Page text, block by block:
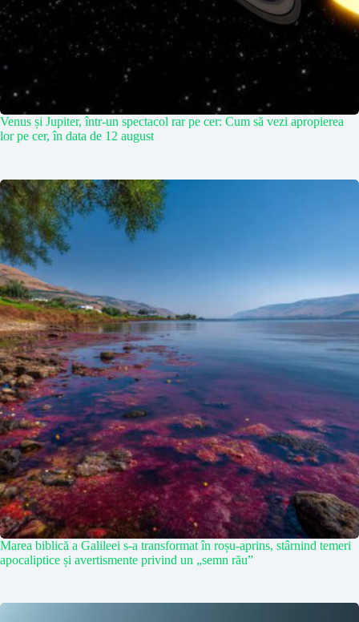
Venus și Jupiter, într-un spectacol rar pe cer: Cum să vezi apropierea
lor pe cer, în data de 12 august
Marea biblică a Galileei s-a transformat în roșu-aprins, stârnind temeri
apocaliptice și avertismente privind un „semn rău”